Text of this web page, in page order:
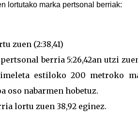
lortutako marka pertsonal berriak:
zuen (2:38,41)
berria 5:26,42an utzi
estiloko 200 metroko
oso nabarmen hobetuz.
lortu zuen 38,92 eginez.